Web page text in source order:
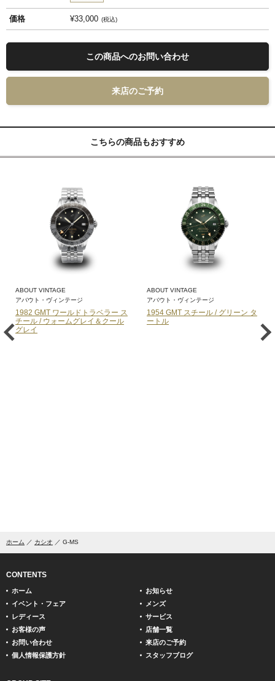
価格 ¥33,000 税込
この商品へのお問い合わせ
来店のご予約
こちらの商品もおすすめ
ABOUT VINTAGE
アバウト・ヴィンテージ
1982 GMT ワールドトラベラー ス
チール / ウォームグレイ＆クール
グレイ
ABOUT VINTAGE
アバウト・ヴィンテージ
1954 GMT スチール / グリーン タ
ートル
ホーム カシオ G-MS
CONTENTS
ホーム
お知らせ
イベント・フェア
メンズ
レディース
サービス
お客様の声
店舗一覧
お問い合わせ
来店のご予約
個人情報保護方針
スタッフブログ